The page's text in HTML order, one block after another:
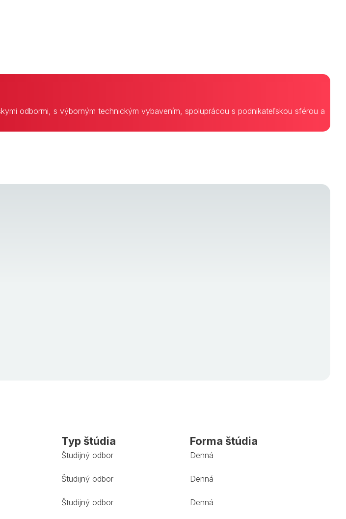
odbormi, s výborným technickým vybavením, spoluprácou s podnikateľskou sférou a
Typ štúdia Forma štúdia
Študijný odbor Denná
Študijný odbor Denná
Študijný odbor Denná